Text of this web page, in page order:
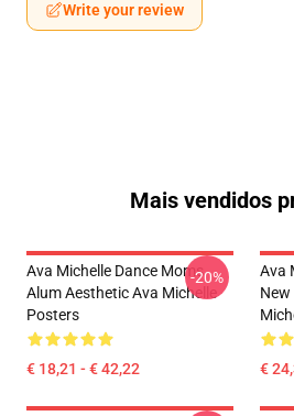
Write your review
Mais vendidos
Ava Michelle Dance Moms
Alum Aesthetic Ava Michelle
Posters
€ 18,21 - € 42,22
-20%
Ava
€